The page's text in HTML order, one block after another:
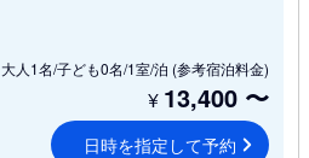
大人1名/子ども0名/1室/泊 (参考宿泊料金)
¥ 13,400 〜
日時を指定して予約